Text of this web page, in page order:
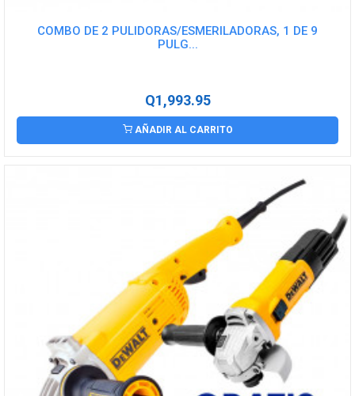
COMBO DE 2 PULIDORAS/ESMERILADORAS, 1 DE 9
PULG...
Q1,993.95
AÑADIR AL CARRITO